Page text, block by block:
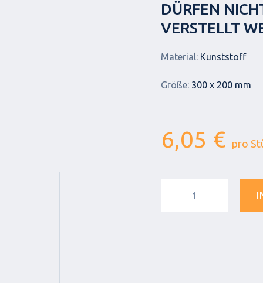
DÜRFEN
VERSTELLT
Material: Kunststoff
Größe: 300 x 200 mm
6,05 € pro